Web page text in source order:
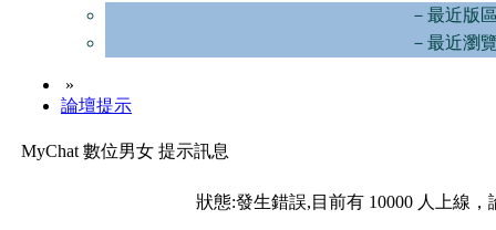
－最近版
－最近瀏
»
論壇提示
MyChat 數位男女 提示訊息
狀態:發生錯誤,目前有 10000 人上線